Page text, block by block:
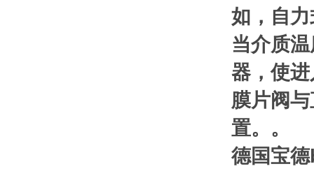
如，自
当介质
器，使
膜片阀
置。。
德国宝